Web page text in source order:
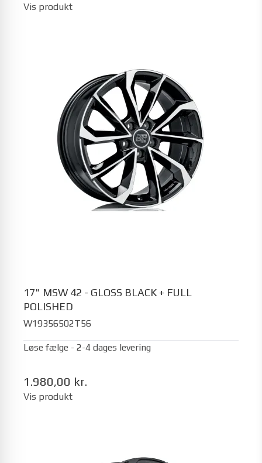
Vis produkt
17" MSW 42 - GLOSS BLACK + FULL
POLISHED
W19356502T56
Løse fælge - 2-4 dages levering
1.980,00 kr.
Vis produkt